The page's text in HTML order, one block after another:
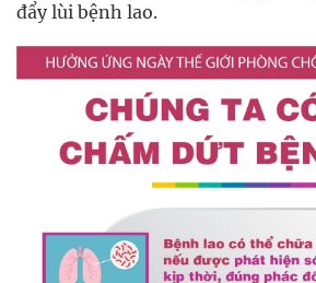
đẩy lùi bệnh lao.